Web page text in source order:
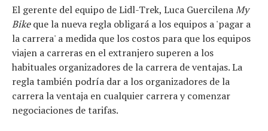
El gerente del equipo de Lidl-Trek, Luca GuercilenaMy
Bikeque la nueva regla obligará a los equipos a 'pagar a
la carrera' a medida que los costos para que los equipos
viajen a carreras en el extranjero superen a los
habituales organizadores de la carrera de ventajas. La
regla también podría dar a los organizadores de la
carrera la ventaja en cualquier carrera y comenzar
negociaciones de tarifas.
Tecnologías
Revisión de productos
Consejo
Tendencias
Artículos
El equipo